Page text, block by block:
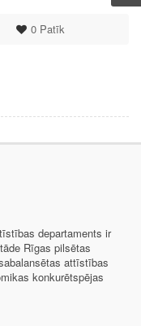
0Patīk
departaments ir
Rīgas pilsētas
attīstības
konkurētspējas